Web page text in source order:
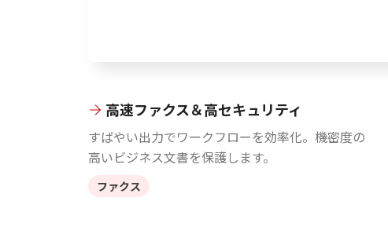
高速ファクス＆高セキュリティ
すばやい出力でワークフローを効率化。機密度の
高いビジネス文書を保護します。
ファクス